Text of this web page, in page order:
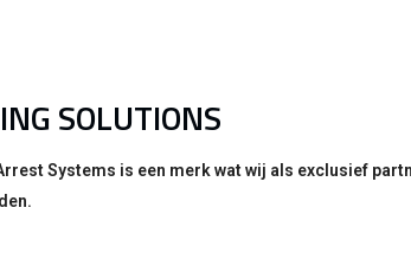
SOLUTIONS
Systems is een merk wat wij als exclusief